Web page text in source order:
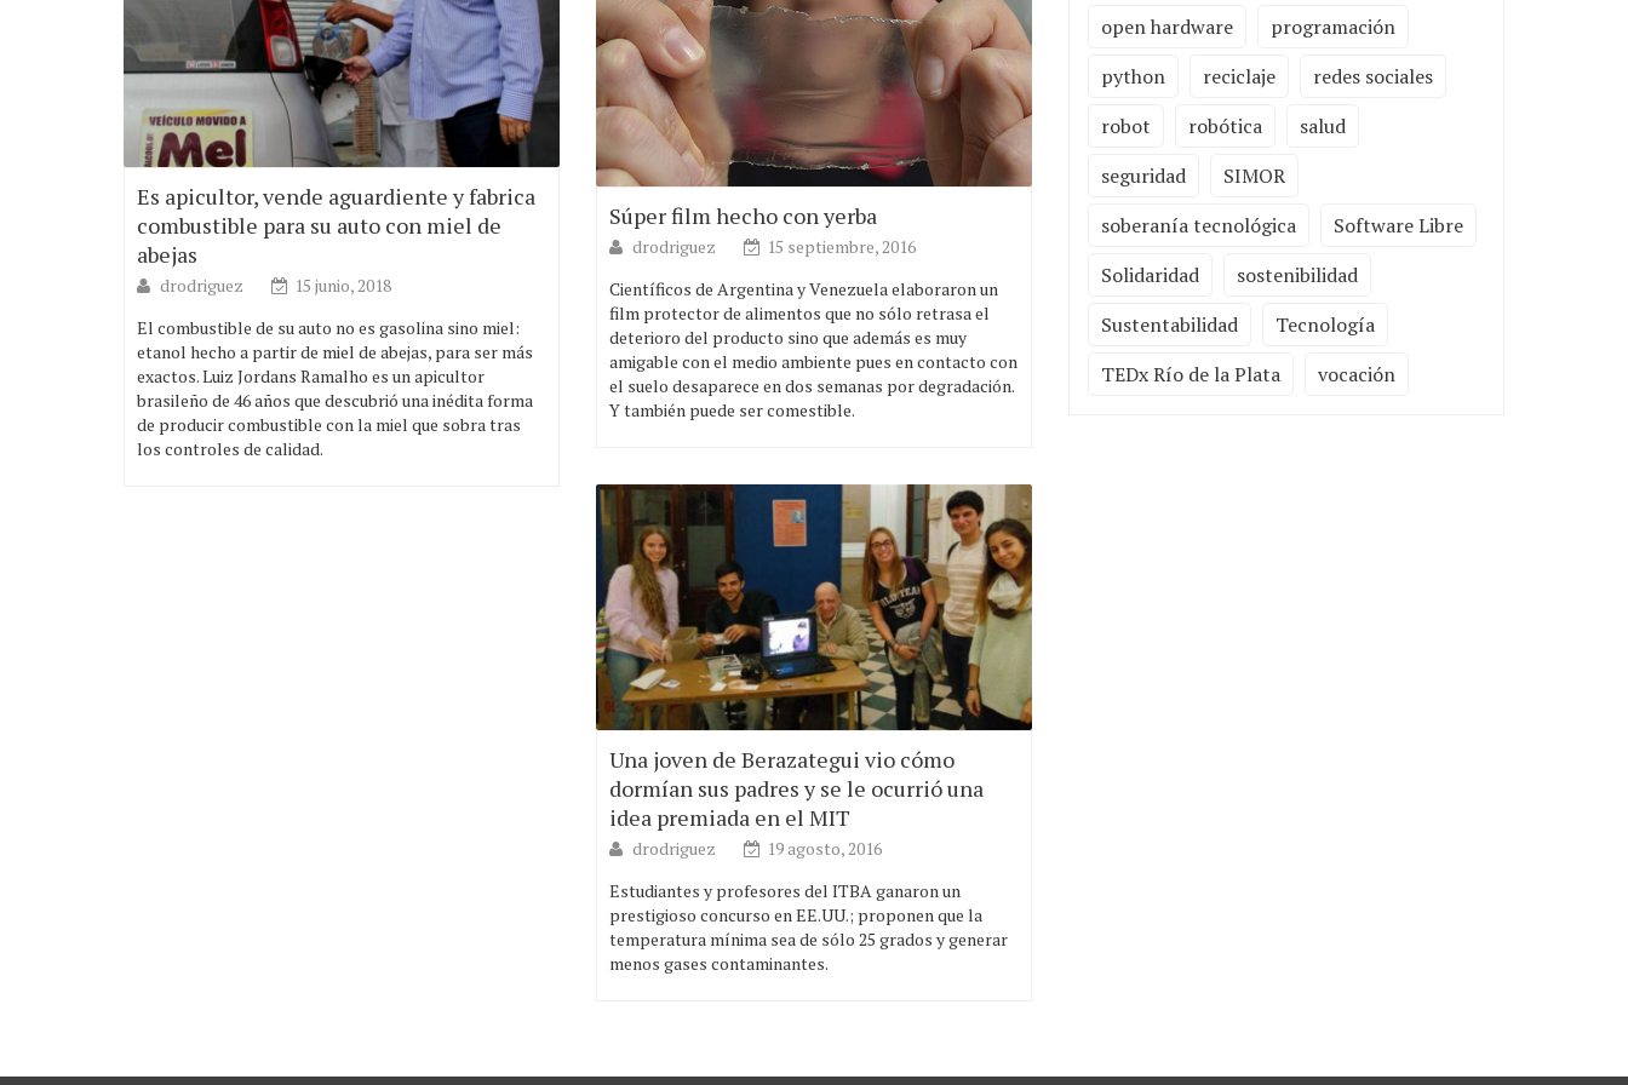
Es apicultor, vende aguardiente y fabrica
combustible para su auto con miel de
abejas
drodriguez
15 junio, 2018
El combustible de su auto no es gasolina sino miel:
etanol hecho a partir de miel de abejas, para ser más
exactos. Luiz Jordans Ramalho es un apicultor
brasileño de 46 años que descubrió una inédita forma
de producir combustible con la miel que sobra tras
los controles de calidad.
Súper film hecho con yerba
drodriguez
15 septiembre, 2016
Científicos de Argentina y Venezuela elaboraron un
film protector de alimentos que no sólo retrasa el
deterioro del producto sino que además es muy
amigable con el medio ambiente pues en contacto con
el suelo desaparece en dos semanas por degradación.
Y también puede ser comestible.
Una joven de Berazategui vio cómo
dormían sus padres y se le ocurrió una
idea premiada en el MIT
drodriguez
19 agosto, 2016
Estudiantes y profesores del ITBA ganaron un
prestigioso concurso en EE.UU.; proponen que la
temperatura mínima sea de sólo 25 grados y generar
menos gases contaminantes.
open hardware
programación
python
reciclaje
redes sociales
robot
robótica
salud
seguridad
SIMOR
soberanía tecnológica
Software Libre
Solidaridad
sostenibilidad
Sustentabilidad
Tecnología
TEDx Río de la Plata
vocación